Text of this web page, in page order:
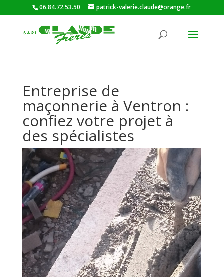
06.84.72.53.50 patrick-valerie.claude@orange.fr
Entreprise de
maçonnerie à Ventron :
confiez votre projet à
des spécialistes